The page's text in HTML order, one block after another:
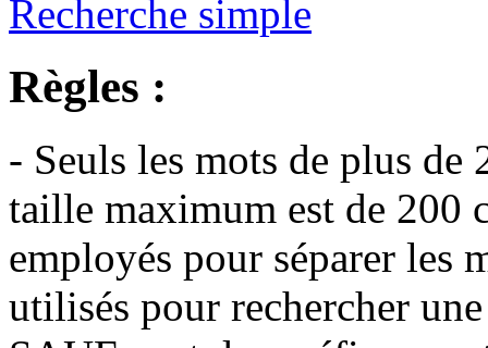
Recherche simple
Règles :
- Seuls les mots de plus de
taille maximum est de 200
employés pour séparer les
utilisés pour rechercher